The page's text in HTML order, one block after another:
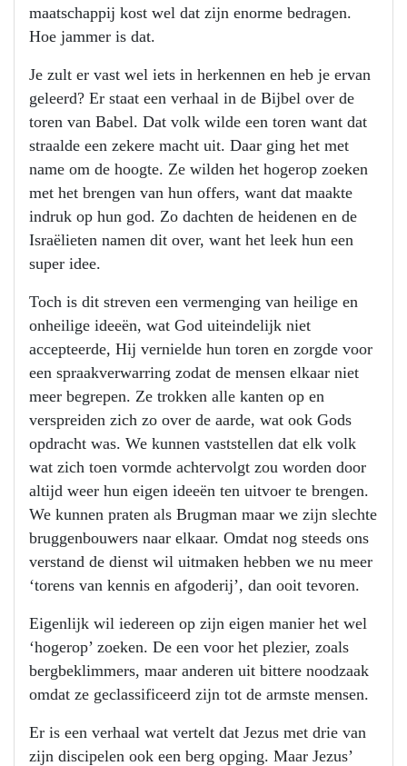
maatschappij kost wel dat zijn enorme bedragen.
Hoe jammer is dat.
Je zult er vast wel iets in herkennen en heb je ervan
geleerd? Er staat een verhaal in de Bijbel over de
toren van Babel. Dat volk wilde een toren want dat
straalde een zekere macht uit. Daar ging het met
name om de hoogte. Ze wilden het hogerop zoeken
met het brengen van hun offers, want dat maakte
indruk op hun god. Zo dachten de heidenen en de
Israëlieten namen dit over, want het leek hun een
super idee.
Toch is dit streven een vermenging van heilige en
onheilige ideeën, wat God uiteindelijk niet
accepteerde, Hij vernielde hun toren en zorgde voor
een spraakverwarring zodat de mensen elkaar niet
meer begrepen. Ze trokken alle kanten op en
verspreiden zich zo over de aarde, wat ook Gods
opdracht was. We kunnen vaststellen dat elk volk
wat zich toen vormde achtervolgt zou worden door
altijd weer hun eigen ideeën ten uitvoer te brengen.
We kunnen praten als Brugman maar we zijn slechte
bruggenbouwers naar elkaar. Omdat nog steeds ons
verstand de dienst wil uitmaken hebben we nu meer
‘torens van kennis en afgoderij’, dan ooit tevoren.
Eigenlijk wil iedereen op zijn eigen manier het wel
‘hogerop’ zoeken. De een voor het plezier, zoals
bergbeklimmers, maar anderen uit bittere noodzaak
omdat ze geclassificeerd zijn tot de armste mensen.
Er is een verhaal wat vertelt dat Jezus met drie van
zijn discipelen ook een berg opging. Maar Jezus’